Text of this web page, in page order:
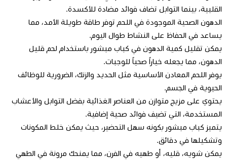
القلبية، بينما التوابل تضاف فوائد مضادة للأكسدة.
الدهون الصحية الموجودة في اللحم توفر طاقة طويلة الأمد، مما
يساعد في الحفاظ على النشاط طوال اليوم.
يمكن تقليل كمية الدهون في كباب مبشور باستخدام لحم قليل
الدهون، مما يجعله خياراً صحياً للوجبات.
يوفر اللحم المعادن الأساسية مثل الحديد والزنك، الضرورية للوظائف
الحيوية في الجسم.
يحتوي على مزيج متوازن من العناصر الغذائية بفضل التوابل والأعشاب
المستخدمة، التي تضيف فوائد صحية إضافية.
يتميز كباب مبشور بكونه سهل التحضير، حيث يمكن خلط المكونات
وتشكيلها في دقائق.
يمكن شويه، قليه، أو طهيه في الفرن، مما يمنحك مرونة في الطهي